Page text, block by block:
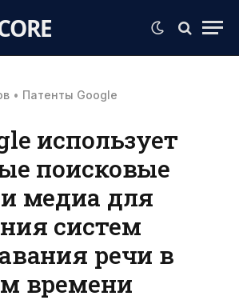
• Патенты Google
использует
поисковые
медиа для
систем
речи в
времени